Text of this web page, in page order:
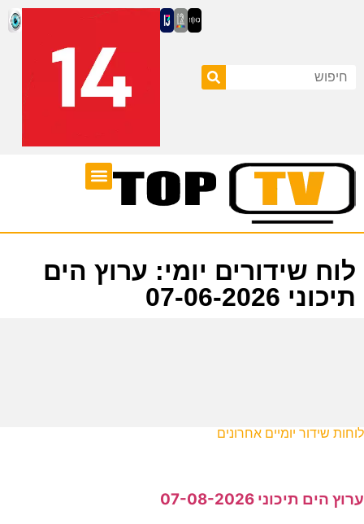
לוח שידורים יומי: ערוץ הים
תיכוני 07-06-2026
לוחות שידור יומיים אחרונים
ערוץ הים תיכוני 07-08-2026